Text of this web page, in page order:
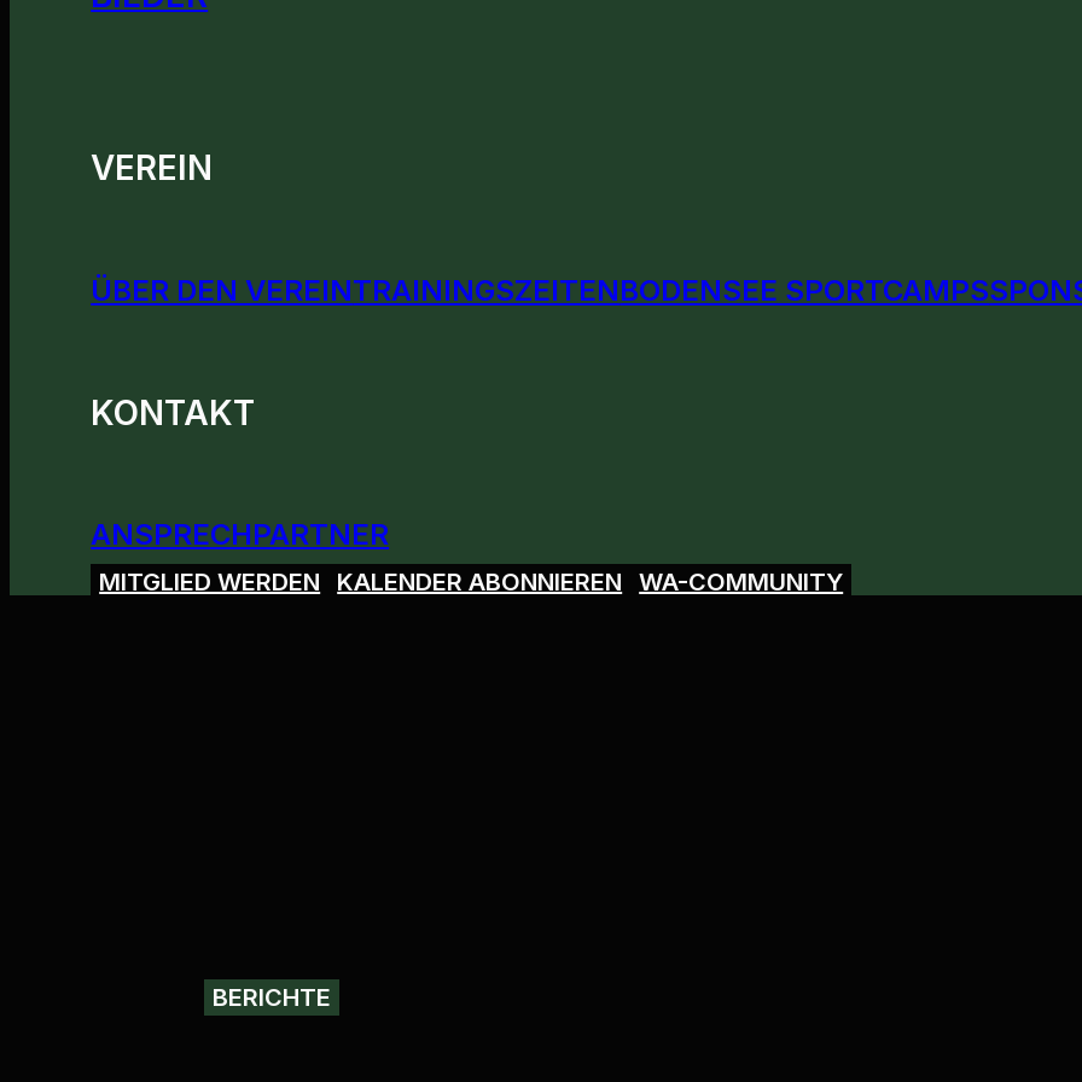
VEREIN
ÜBER DEN VEREINTRAININGSZEITENBODENSEE SPORTCAMPS
KONTAKT
ANSPRECHPARTNER
MITGLIED WERDEN KALENDER ABONNIEREN WA-COMMUNITY
BERICHTE